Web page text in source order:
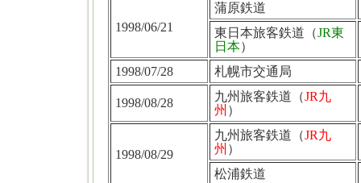
1998/06/21
蒲原鉄道
東日本旅客鉄道（JR東
日本）
1998/07/28
札幌市交通局
1998/08/28 九州旅客鉄道（JR九
州 ）
1998/08/29
九州旅客鉄道（JR九
州 ）
松浦鉄道